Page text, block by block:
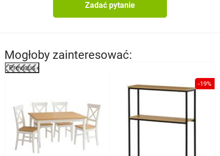
Zadać pytanie
Mogłoby zainteresować:
Previous
-19%